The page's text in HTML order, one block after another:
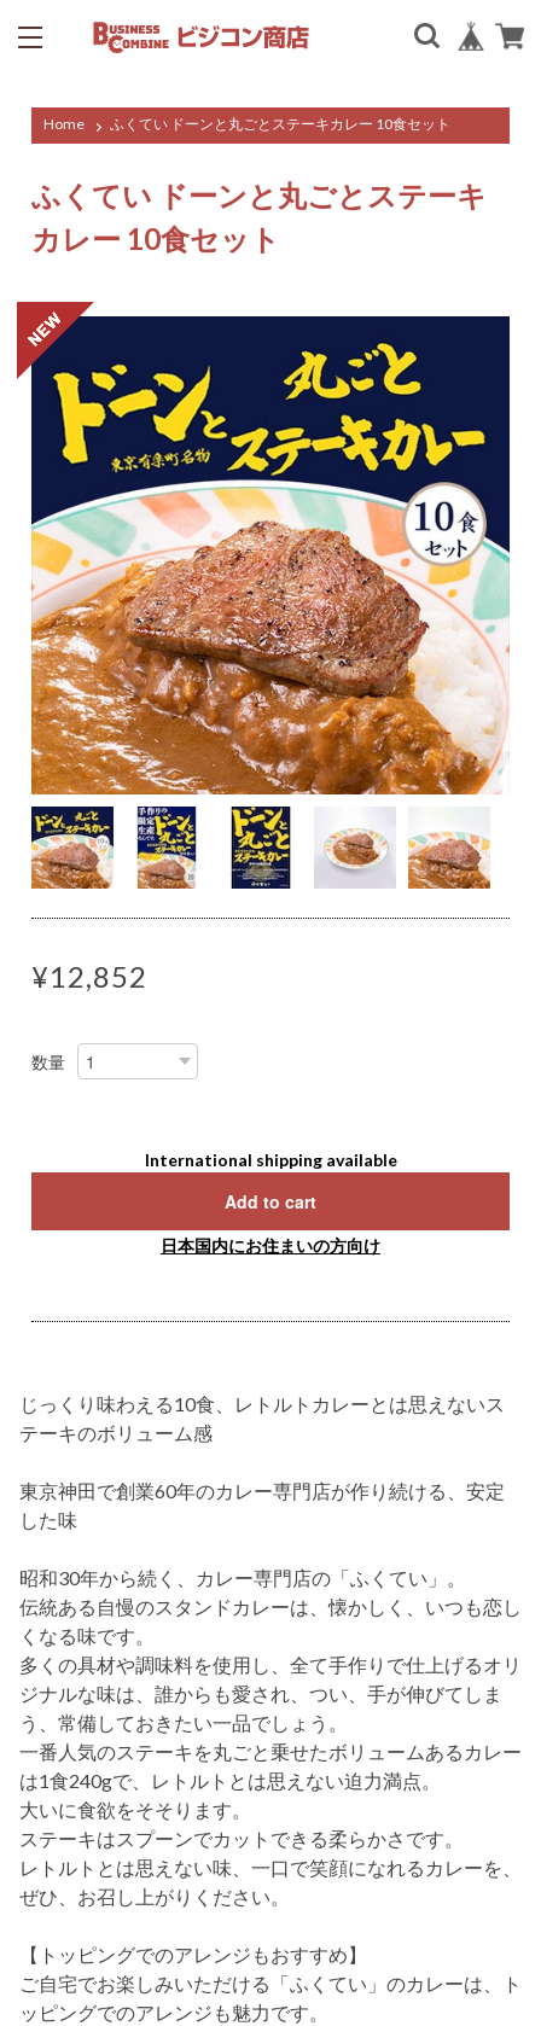
Home ふくてい ドーンと丸ごとステーキカレー 10食セット
ふくてい ドーンと丸ごとステーキ
カレー 10食セット
¥12,852
数量
International shipping available
Add to cart
日本国内にお住まいの方向け
じっくり味わえる10食、レトルトカレーとは思えないス
テーキのボリューム感
東京神田で創業60年のカレー専門店が作り続ける、安定
した味
昭和30年から続く、カレー専門店の「ふくてい」。
伝統ある自慢のスタンドカレーは、懐かしく、いつも恋し
くなる味です。
多くの具材や調味料を使用し、全て手作りで仕上げるオリ
ジナルな味は、誰からも愛され、つい、手が伸びてしま
う、常備しておきたい一品でしょう。
一番人気のステーキを丸ごと乗せたボリュームあるカレー
は1食240gで、レトルトとは思えない迫力満点。
大いに食欲をそそります。
ステーキはスプーンでカットできる柔らかさです。
レトルトとは思えない味、一口で笑顔になれるカレーを、
ぜひ、お召し上がりください。
【トッピングでのアレンジもおすすめ】
ご自宅でお楽しみいただける「ふくてい」のカレーは、ト
ッピングでのアレンジも魅力です。